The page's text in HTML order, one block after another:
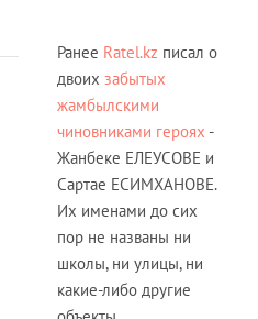
Ранее Ratel.kz писал о
двоих забытых
жамбылскими
чиновниками героях -
Жанбеке ЕЛЕУСОВЕ и
Сартае ЕСИМХАНОВЕ.
Их именами до сих
пор не названы ни
школы, ни улицы, ни
какие-либо другие